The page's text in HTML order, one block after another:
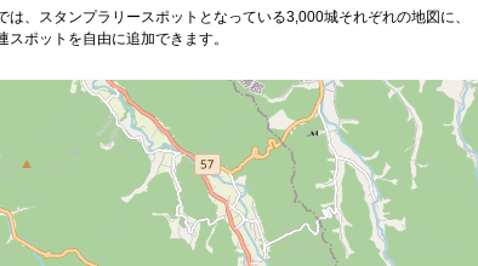
は、スタンプラリースポットとなっている3,000城それぞれの地図に、
ポットを自由に追加できます。